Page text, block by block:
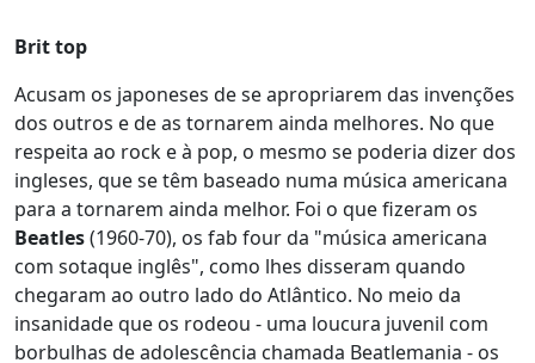
Brit top
Acusam os japoneses de se apropriarem das invenções
dos outros e de as tornarem ainda melhores. No que
respeita ao rock e à pop, o mesmo se poderia dizer dos
ingleses, que se têm baseado numa música americana
para a tornarem ainda melhor. Foi o que fizeram os
Beatles(1960-70), os fab four da "música americana
com sotaque inglês", como lhes disseram quando
chegaram ao outro lado do Atlântico. No meio da
insanidade que os rodeou - uma loucura juvenil com
borbulhas de adolescência chamada Beatlemania - os